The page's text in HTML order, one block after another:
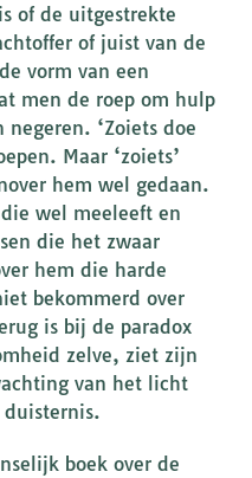
of de uitgestrekte
of juist van de
vorm van een
men de roep om hulp
‘Zoiets doe
Maar ‘zoiets’
hem wel gedaan.
wel meeleeft en
die het zwaar
hem die harde
bekommerd over
is bij de paradox
zelve, ziet zijn
van het licht
duisternis.
boek over de